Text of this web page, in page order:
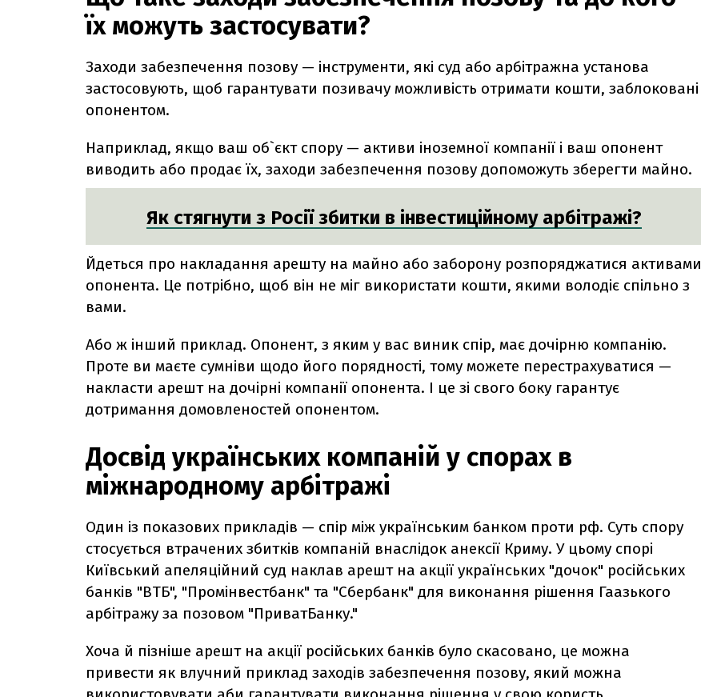
їх можуть застосувати?
Заходи забезпечення позову — інструменти, які суд або арбітражна установа
застосовують, щоб гарантувати позивачу можливість отримати кошти, заблоковані
опонентом.
Наприклад, якщо ваш об`єкт спору — активи іноземної компанії і ваш опонент
виводить або продає їх, заходи забезпечення позову допоможуть зберегти майно.
Як стягнути з Росії збитки в інвестиційному арбітражі?
Йдеться про накладання арешту на майно або заборону розпоряджатися активами
опонента. Це потрібно, щоб він не міг використати кошти, якими володіє спільно з
вами.
Або ж інший приклад. Опонент, з яким у вас виник спір, має дочірню компанію.
Проте ви маєте сумніви щодо його порядності, тому можете перестрахуватися —
накласти арешт на дочірні компанії опонента. І це зі свого боку гарантує
дотримання домовленостей опонентом.
Досвід українських компаній у спорах в
міжнародному арбітражі
Один із показових прикладів — спір між українським банком проти рф. Суть спору
стосується втрачених збитків компаній внаслідок анексії Криму. У цьому спорі
Київський апеляційний суд наклав арешт на акції українських "дочок" російських
банків "ВТБ", "Промінвестбанк" та "Сбербанк" для виконання рішення Гаазького
арбітражу за позовом "ПриватБанку."
Хоча й пізніше арешт на акції російських банків було скасовано, це можна
привести як влучний приклад заходів забезпечення позову, який можна